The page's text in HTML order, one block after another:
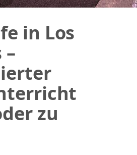
in Los
zu